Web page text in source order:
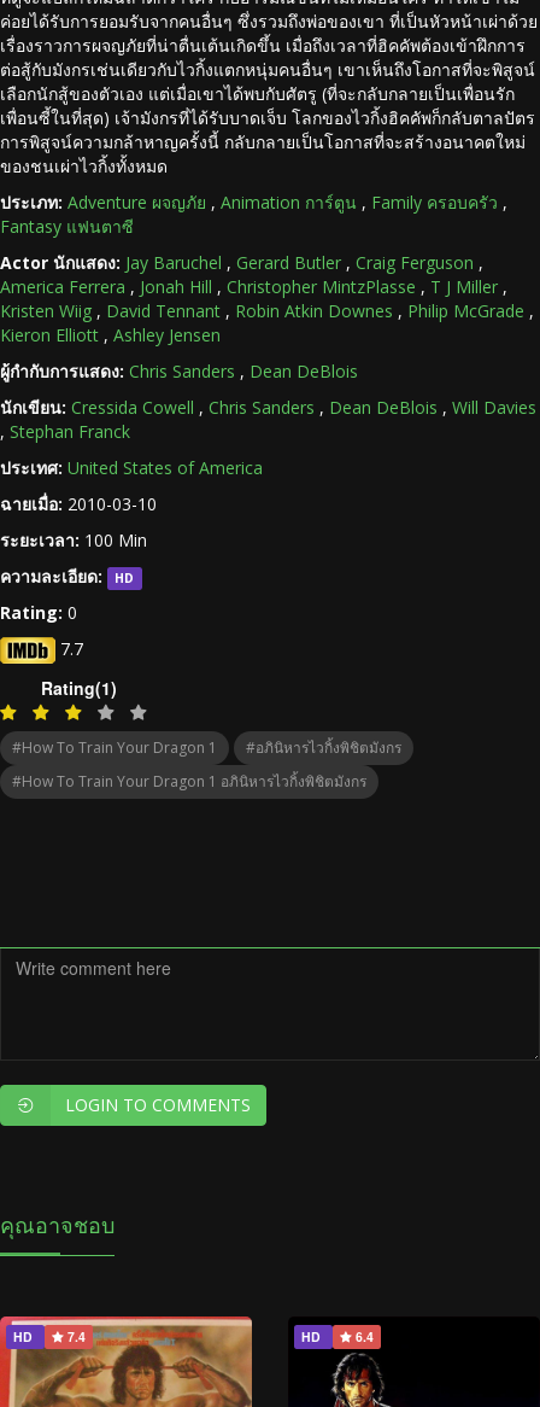
ค่อยได้รับการยอมรับจากคนอื่นๆ ซึ่งรวมถึงพ่อของเขา ที่เป็นหัวหน้าเผ่าด้วย
เรื่องราวการผจญภัยที่น่าตื่นเต้นเกิดขึ้น เมื่อถึงเวลาที่ฮิคคัพต้องเข้าฝึกการ
ต่อสู้กับมังกรเช่นเดียวกับไวกิ้งแตกหนุ่มคนอื่นๆ เขาเห็นถึงโอกาสที่จะพิสูจน์
เลือกนักสู้ของตัวเอง แต่เมื่อเขาได้พบกับศัตรู (ที่จะกลับกลายเป็นเพื่อนรัก
เพื่อนซี้ในที่สุด) เจ้ามังกรที่ได้รับบาดเจ็บ โลกของไวกิ้งฮิคคัพก็กลับตาลปัตร
การพิสูจน์ความกล้าหาญครั้งนี้ กลับกลายเป็นโอกาสที่จะสร้างอนาคตใหม่
ของชนเผ่าไวกิ้งทั้งหมด
ประเภท: Adventure ผจญภัย , Animation การ์ตูน , Family ครอบครัว ,
Fantasy แฟนตาซี
Actor นักแสดง: Jay Baruchel , Gerard Butler , Craig Ferguson ,
America Ferrera , Jonah Hill , Christopher MintzPlasse , T J Miller ,
Kristen Wiig , David Tennant , Robin Atkin Downes , Philip McGrade ,
Kieron Elliott , Ashley Jensen
ผู้กำกับการแสดง: Chris Sanders , Dean DeBlois
นักเขียน: Cressida Cowell , Chris Sanders , Dean DeBlois , Will Davies
, Stephan Franck
ประเทศ: United States of America
ฉายเมื่อ: 2010-03-10
ระยะเวลา: 100 Min
ความละเอียด:
HD
Rating: 0
7.7
Rating(1)
#How To Train Your Dragon 1
#อภินิหารไวกิ้งพิชิตมังกร
#How To Train Your Dragon 1 อภินิหารไวกิ้งพิชิตมังกร
LOGIN TO COMMENTS
คุณอาจชอบ
HD 7.4 HD 6.4